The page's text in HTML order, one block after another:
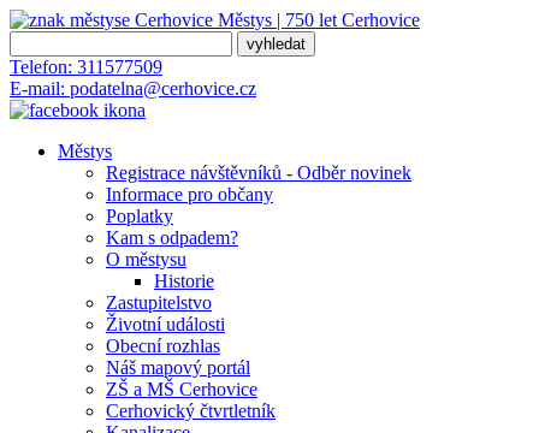
Městys | 750 let Cerhovice
Telefon: 311577509
E-mail: podatelna@cerhovice.cz
Městys
Registrace návštěvníků - Odběr novinek
Informace pro občany
Poplatky
Kam s odpadem?
O městysu
Historie
Zastupitelstvo
Životní události
Obecní rozhlas
Náš mapový portál
ZŠ a MŠ Cerhovice
Cerhovický čtvrtletník